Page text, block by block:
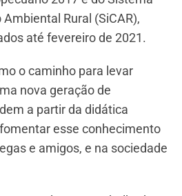
Rural (SiCAR),
até fevereiro de 2021.
o caminho para levar
nova geração de
a partir da didática
esse conhecimento
e amigos, e na sociedade